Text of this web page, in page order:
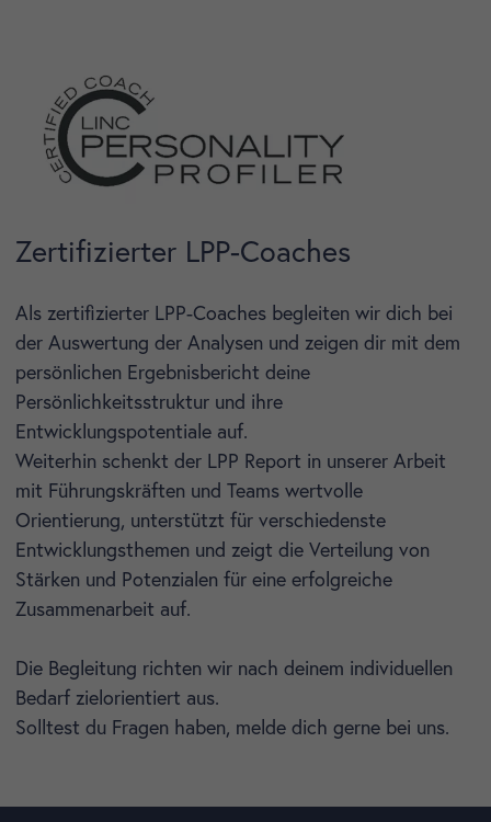
Zertifizierter LPP-Coaches
Als zertifizierter LPP-Coaches begleiten wir dich bei
der Auswertung der Analysen und zeigen dir mit dem
persönlichen Ergebnisbericht deine
Persönlichkeitsstruktur und ihre
Entwicklungspotentiale auf.
Weiterhin schenkt der LPP Report in unserer Arbeit
mit Führungskräften und Teams wertvolle
Orientierung, unterstützt für verschiedenste
Entwicklungsthemen und zeigt die Verteilung von
Stärken und Potenzialen für eine erfolgreiche
Zusammenarbeit auf.
Die Begleitung richten wir nach deinem individuellen
Bedarf zielorientiert aus.
Solltest du Fragen haben, melde dich gerne bei uns.